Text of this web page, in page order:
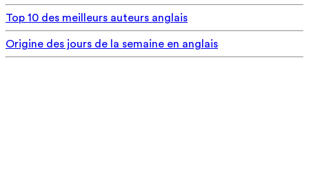
Top 10 des meilleurs auteurs anglais
Origine des jours de la semaine en anglais